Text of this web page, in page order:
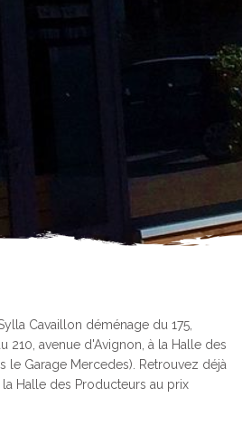
Cavaillon déménage du 175,
210, avenue d'Avignon, à la Halle des
le Garage Mercedes). Retrouvez déjà
Halle des Producteurs au prix